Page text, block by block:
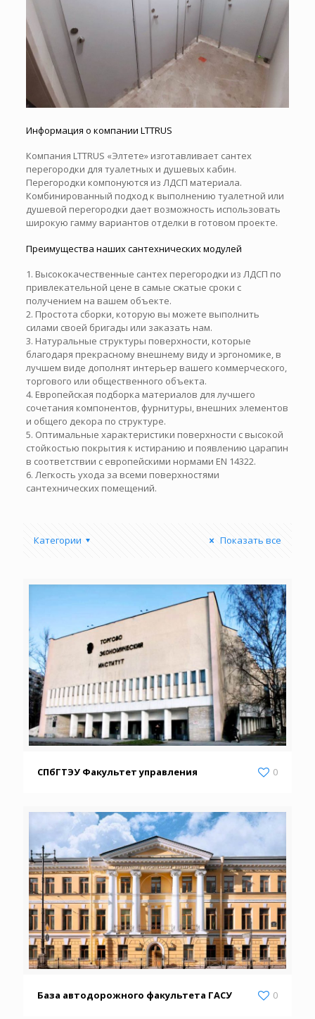
Информация о компании LTTRUS
Компания LTTRUS «Элтете» изготавливает сантех
перегородки для туалетных и душевых кабин.
Перегородки компонуются из ЛДСП материала.
Комбинированный подход к выполнению туалетной или
душевой перегородки дает возможность использовать
широкую гамму вариантов отделки в готовом проекте.
Преимущества наших сантехнических модулей
1. Высококачественные сантех перегородки из ЛДСП по
привлекательной цене в самые сжатые сроки с
получением на вашем объекте.
2. Простота сборки, которую вы можете выполнить
силами своей бригады или заказать нам.
3. Натуральные структуры поверхности, которые
благодаря прекрасному внешнему виду и эргономике, в
лучшем виде дополнят интерьер вашего коммерческого,
торгового или общественного объекта.
4. Европейская подборка материалов для лучшего
сочетания компонентов, фурнитуры, внешних элементов
и общего декора по структуре.
5. Оптимальные характеристики поверхности с высокой
стойкостью покрытия к истиранию и появлению царапин
в соответствии с европейскими нормами EN 14322.
6. Легкость ухода за всеми поверхностями
сантехнических помещений.
Категории Показать все
СПбГТЭУ Факультет управления 0
База автодорожного факультета ГАСУ 0